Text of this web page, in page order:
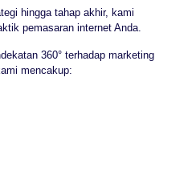
hingga tahap akhir, kami
pemasaran internet Anda.
360° terhadap marketing
mencakup: